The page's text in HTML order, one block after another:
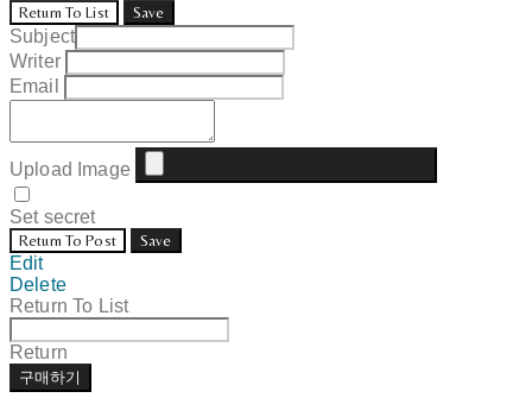
Return To List Save
Subject
Writer
Email
Upload Image
Set secret
Return To Post Save
Edit
Delete
Return To List
Return
구매하기